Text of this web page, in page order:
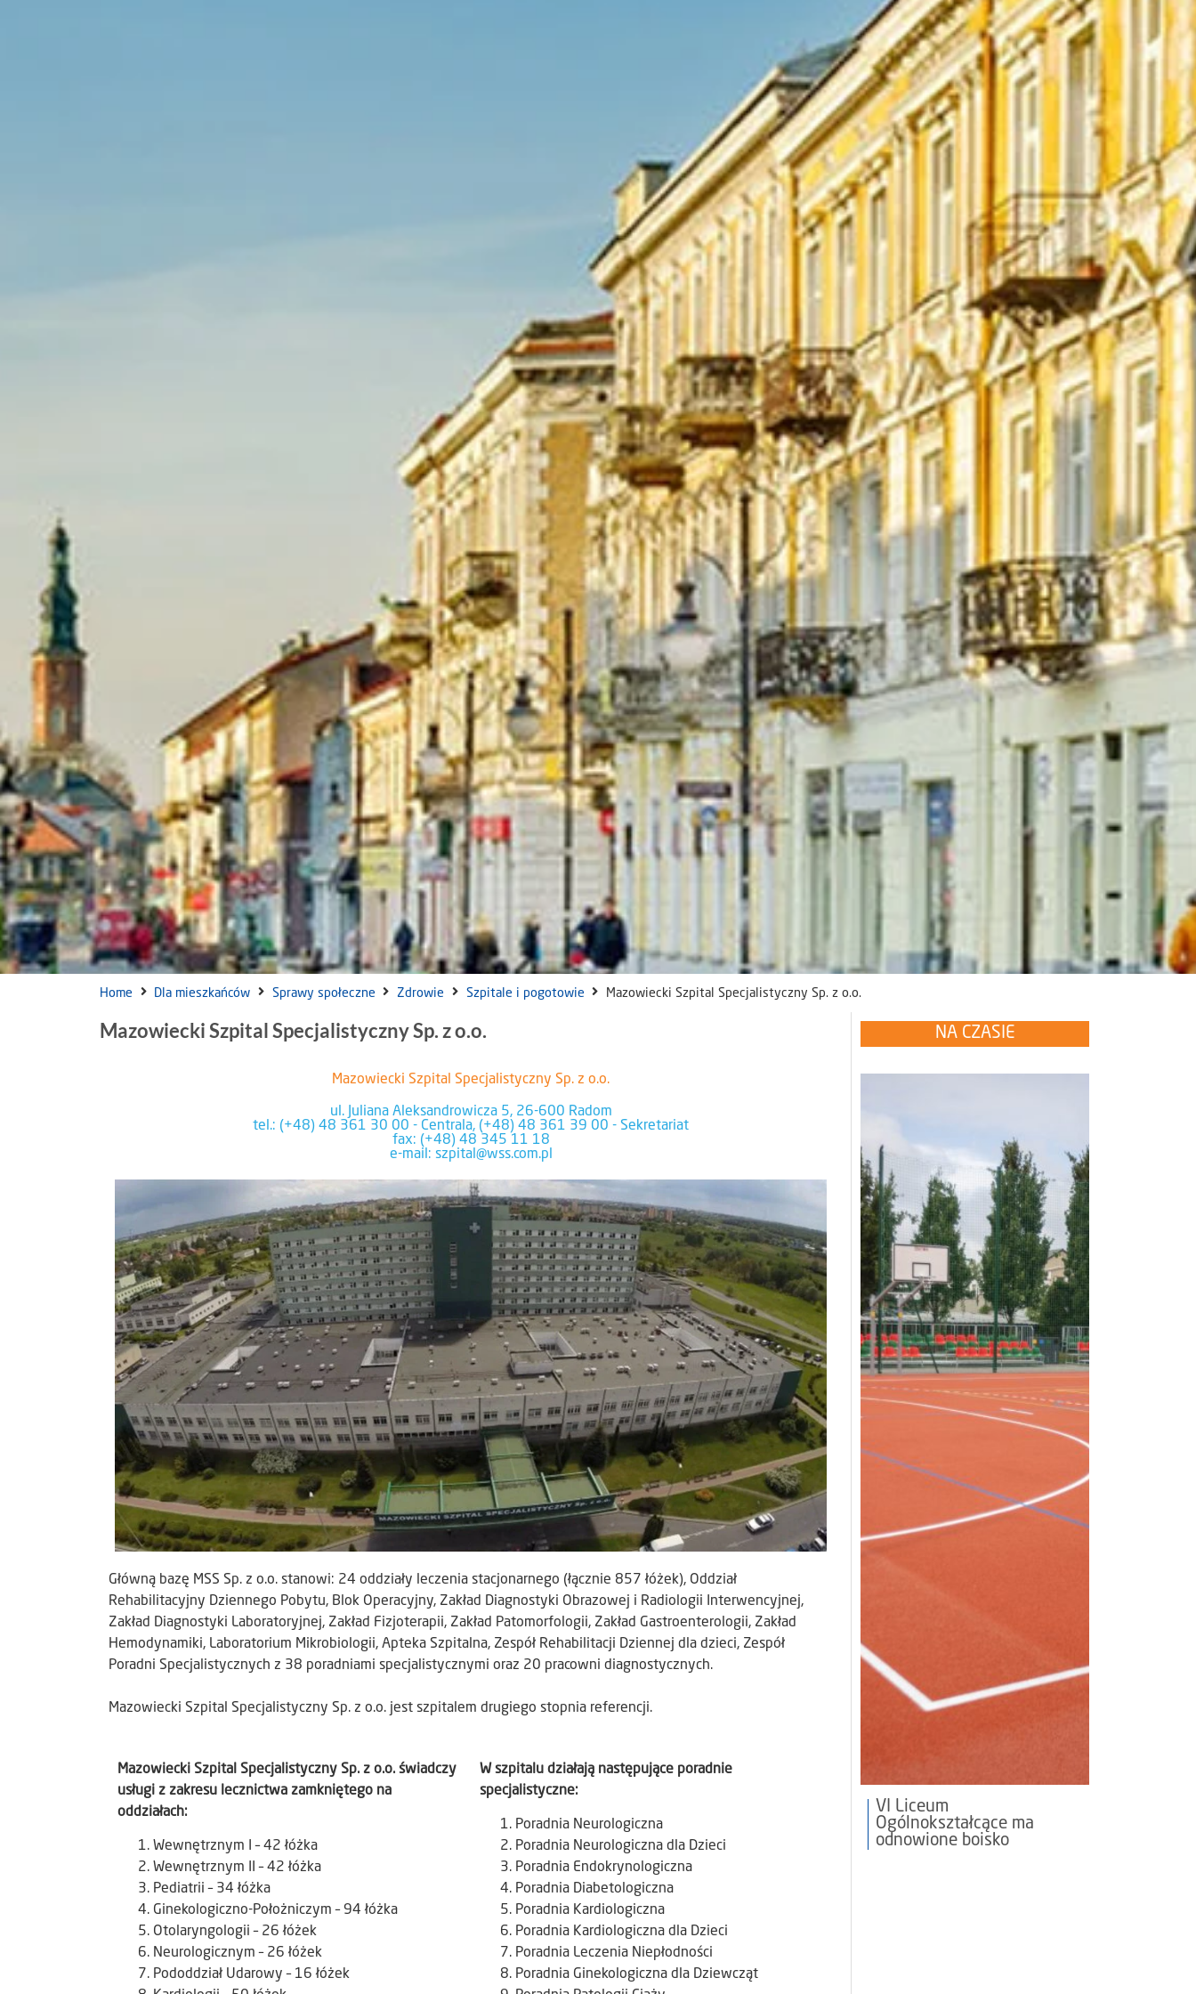
Home Dla mieszkańców Sprawy społeczne Zdrowie Szpitale i pogotowie Mazowiecki Szpital Specjalistyczny Sp. z o.o.
Mazowiecki Szpital Specjalistyczny Sp. z o.o.
Mazowiecki Szpital Specjalistyczny Sp. z o.o.
ul. Juliana Aleksandrowicza 5, 26-600 Radom
tel.: (+48) 48 361 30 00 - Centrala, (+48) 48 361 39 00 - Sekretariat
fax: (+48) 48 345 11 18
e-mail: szpital@wss.com.pl
Główną bazę MSS Sp. z o.o. stanowi: 24 oddziały leczenia stacjonarnego (łącznie 857 łóżek), Oddział
Rehabilitacyjny Dziennego Pobytu, Blok Operacyjny, Zakład Diagnostyki Obrazowej i Radiologii Interwencyjnej,
Zakład Diagnostyki Laboratoryjnej, Zakład Fizjoterapii, Zakład Patomorfologii, Zakład Gastroenterologii, Zakład
Hemodynamiki, Laboratorium Mikrobiologii, Apteka Szpitalna, Zespół Rehabilitacji Dziennej dla dzieci, Zespół
Poradni Specjalistycznych z 38 poradniami specjalistycznymi oraz 20 pracowni diagnostycznych.
Mazowiecki Szpital Specjalistyczny Sp. z o.o. jest szpitalem drugiego stopnia referencji.
Mazowiecki Szpital Specjalistyczny Sp. z o.o. świadczy
usługi z zakresu lecznictwa zamkniętego na
oddziałach:
Wewnętrznym I – 42 łóżka
Wewnętrznym II – 42 łóżka
Pediatrii – 34 łóżka
Ginekologiczno-Położniczym – 94 łóżka
Otolaryngologii – 26 łóżek
Neurologicznym – 26 łóżek
Pododdział Udarowy – 16 łóżek
W szpitalu działają następujące poradnie
specjalistyczne:
Poradnia Neurologiczna
Poradnia Neurologiczna dla Dzieci
Poradnia Endokrynologiczna
Poradnia Diabetologiczna
Poradnia Kardiologiczna
Poradnia Kardiologiczna dla Dzieci
Poradnia Leczenia Niepłodności
Poradnia Ginekologiczna dla Dziewcząt
NA CZASIE
VI Liceum
Ogólnokształcące ma
odnowione boisko